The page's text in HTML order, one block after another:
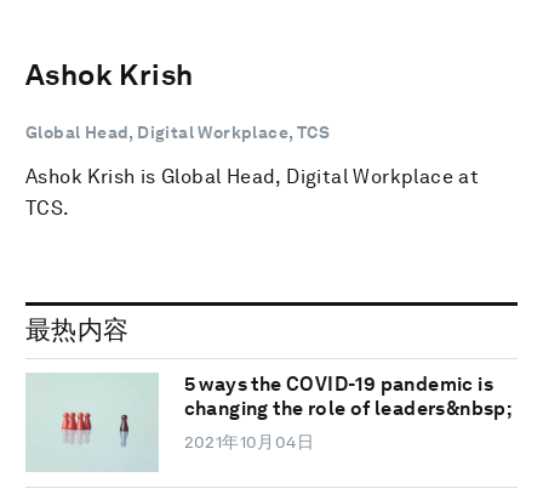
Ashok Krish
Global Head, Digital Workplace, TCS
Ashok Krish is Global Head, Digital Workplace at
TCS.
最热内容
5 ways the COVID-19 pandemic is
changing the role of leaders&nbsp;
2021年10月04日